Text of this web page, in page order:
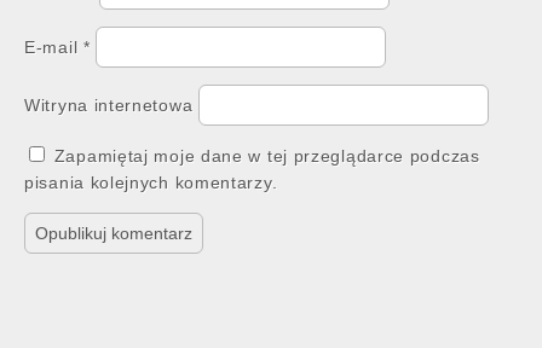
E-mail *
Witryna internetowa
Zapamiętaj moje dane w tej przeglądarce podczas
pisania kolejnych komentarzy.